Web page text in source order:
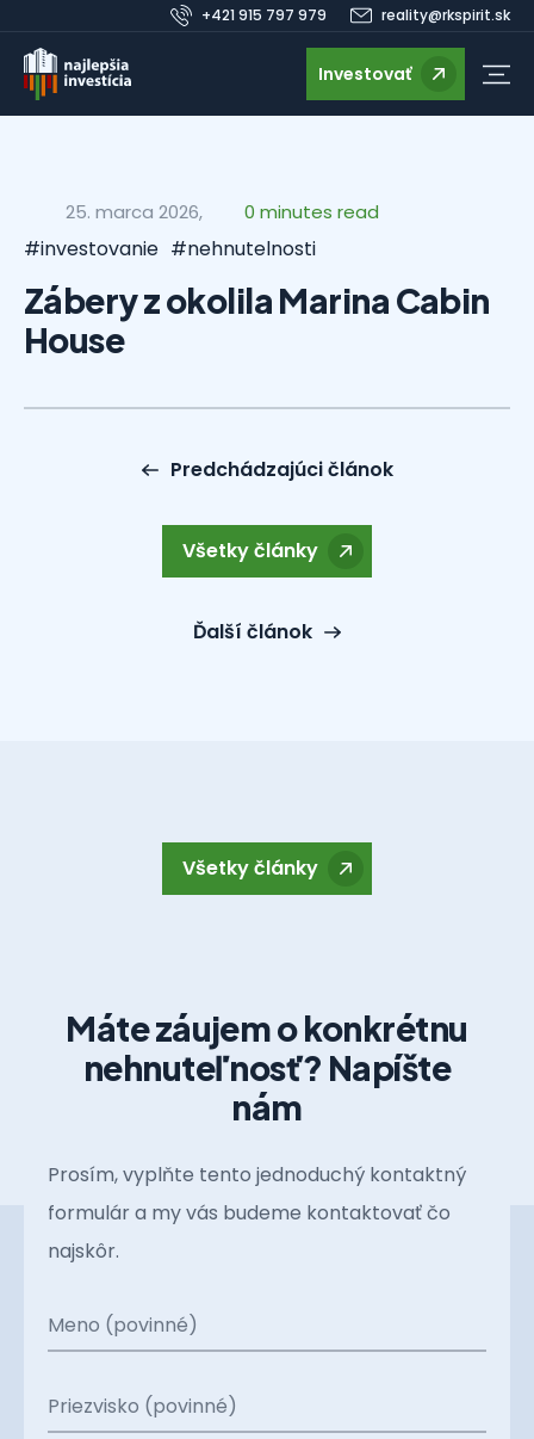
+421 915 797 979 reality@rkspirit.sk
Investovať
25. marca 2026, 0 minutes read
#investovanie #nehnutelnosti
Zábery z okolila Marina Cabin
House
Predchádzajúci článok
Všetky články
Ďalší článok
Všetky články
Máte záujem o konkrétnu
nehnuteľnosť? Napíšte
nám
Prosím, vyplňte tento jednoduchý kontaktný
formulár a my vás budeme kontaktovať čo
najskôr.
Meno (povinné)
Priezvisko (povinné)